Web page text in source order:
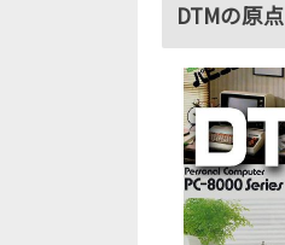
DTMの原点